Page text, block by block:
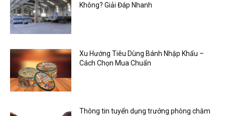
Không? Giải Đáp Nhanh
Xu Hướng Tiêu Dùng Bánh Nhập Khẩu –
Cách Chọn Mua Chuẩn
Thông tin tuyển dụng trưởng phòng chăm